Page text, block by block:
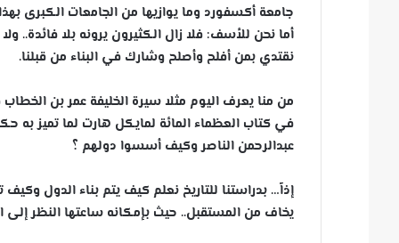
جامعة أكسفورد وما يوازيها من الجامعات الكبرى
أما نحن للأسف: فلا زال الكثيرون يرونه بلا فائدة..
نقتدي بمن أفلح وأصلح وشارك في البناء من قبلنا.
في كتاب العظماء المائة لمايكل هارت لما تميز به
عبدالرحمن الناصر وكيف أسسوا دولهم ؟
إذاً… بدراستنا للتاريخ نعلم كيف يتم بناء الدول
يخاف من المستقبل.. حيث بإمكانه ساعتها النظر إلى